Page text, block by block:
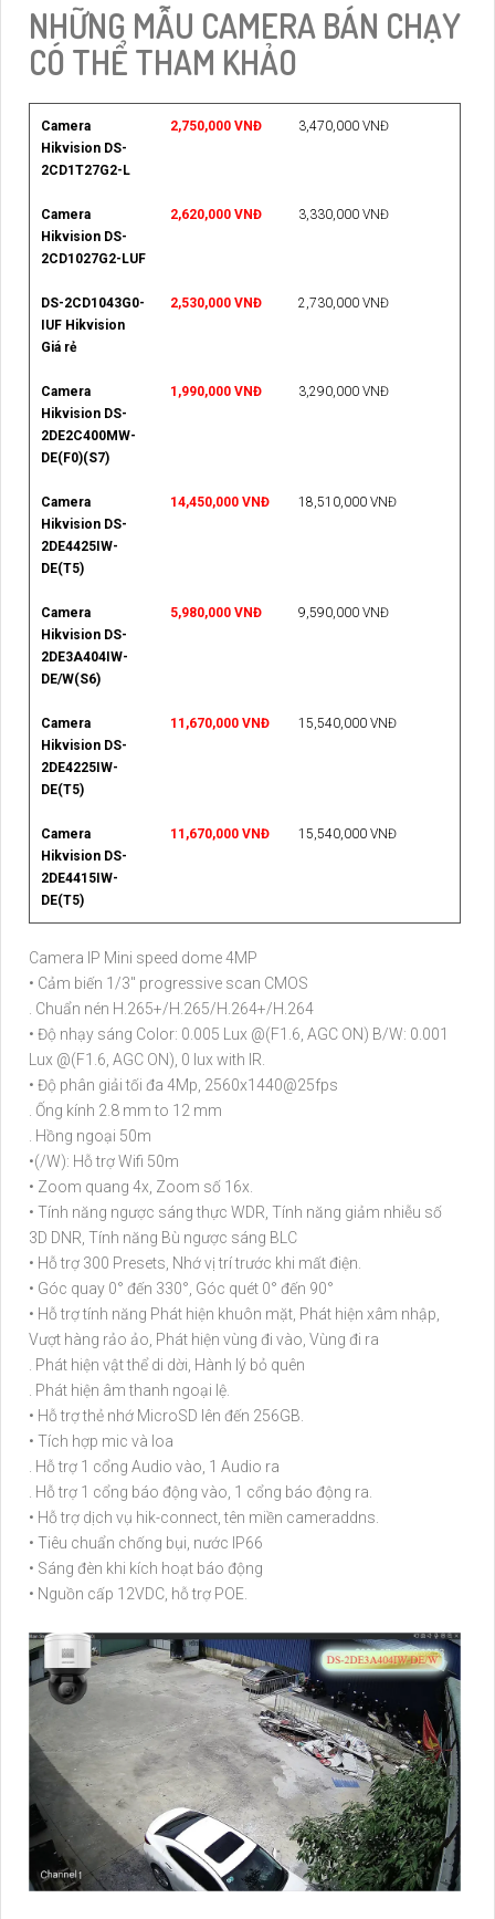
NHỮNG MẪU CAMERA BÁN CHẠY
CÓ THỂ THAM KHẢO
Camera
Hikvision DS-
2CD1T27G2-L
2,750,000 VNĐ 3,470,000 VNĐ
Camera
Hikvision DS-
2CD1027G2-LUF
2,620,000 VNĐ 3,330,000 VNĐ
DS-2CD1043G0-
IUF Hikvision
Giá rẻ
2,530,000 VNĐ 2,730,000 VNĐ
Camera
Hikvision DS-
2DE2C400MW-
DE(F0)(S7)
1,990,000 VNĐ 3,290,000 VNĐ
Camera
Hikvision DS-
2DE4425IW-
DE(T5)
14,450,000 VNĐ 18,510,000 VNĐ
Camera
Hikvision DS-
2DE3A404IW-
DE/W(S6)
5,980,000 VNĐ 9,590,000 VNĐ
Camera
Hikvision DS-
2DE4225IW-
DE(T5)
11,670,000 VNĐ 15,540,000 VNĐ
Camera
Hikvision DS-
2DE4415IW-
DE(T5)
11,670,000 VNĐ 15,540,000 VNĐ
Camera IP Mini speed dome 4MP
• Cảm biến 1/3" progressive scan CMOS
. Chuẩn nén H.265+/H.265/H.264+/H.264
• Độ nhạy sáng Color: 0.005 Lux @(F1.6, AGC ON) B/W: 0.001
Lux @(F1.6, AGC ON), 0 lux with IR.
• Độ phân giải tối đa 4Mp, 2560x1440@25fps
. Ống kính 2.8 mm to 12 mm
. Hồng ngoại 50m
•(/W): Hỗ trợ Wifi 50m
• Zoom quang 4x, Zoom số 16x.
• Tính năng ngược sáng thực WDR, Tính năng giảm nhiễu số
3D DNR, Tính năng Bù ngược sáng BLC
• Hỗ trợ 300 Presets, Nhớ vị trí trước khi mất điện.
• Góc quay 0° đến 330°, Góc quét 0° đến 90°
• Hỗ trợ tính năng Phát hiện khuôn mặt, Phát hiện xâm nhập,
Vượt hàng rảo ảo, Phát hiện vùng đi vào, Vùng đi ra
. Phát hiện vật thể di dời, Hành lý bỏ quên
. Phát hiện âm thanh ngoại lệ.
• Hỗ trợ thẻ nhớ MicroSD lên đến 256GB.
• Tích hợp mic và loa
. Hỗ trợ 1 cổng Audio vào, 1 Audio ra
. Hỗ trợ 1 cổng báo động vào, 1 cổng báo động ra.
• Hỗ trợ dịch vụ hik-connect, tên miền cameraddns.
• Tiêu chuẩn chống bụi, nước IP66
• Sáng đèn khi kích hoạt báo động
• Nguồn cấp 12VDC, hỗ trợ POE.